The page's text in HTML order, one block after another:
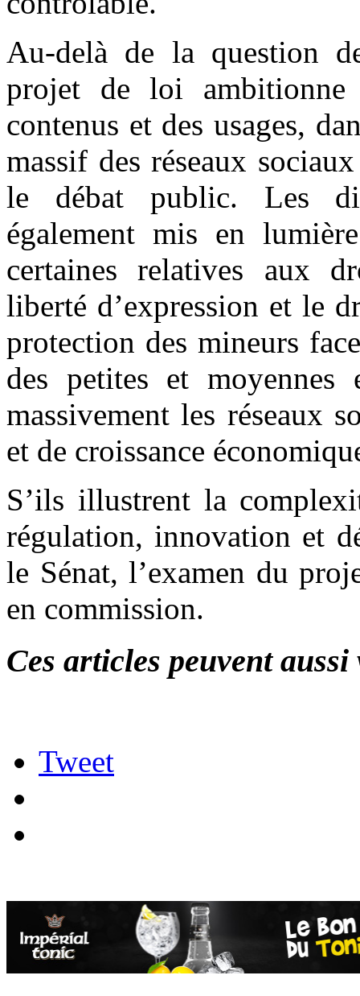
Au-delà de la question
projet de loi
contenus et des usages,
massif des réseaux
le débat public. Les
également mis en
certaines relatives aux
liberté d’expression et le
protection des mineurs
des petites et
massivement les réseaux
et de croissance
S’ils illustrent la
régulation, innovation et
le Sénat, l’examen du
en commission.
Ces articles peuvent
Tweet